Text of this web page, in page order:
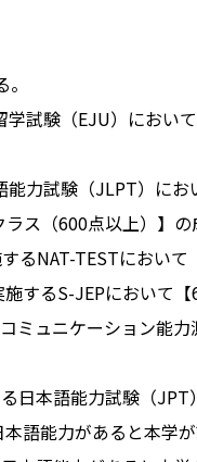
験（EJU）におい
試験（JLPT）にお
（600点以上）】の
NAT-TESTにおいて
るS-JEPにおいて【
ュニケーション能力
本語能力試験（JPT
能力があると本学が